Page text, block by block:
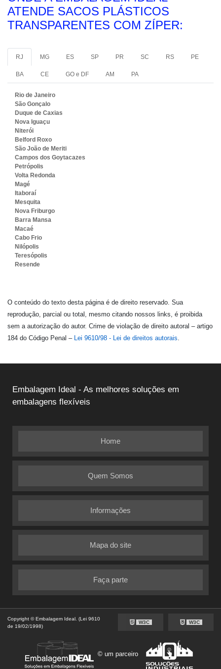
ATENDE SACOS PLÁSTICOS
TRANSPARENTES COM ZÍPER:
RJ MG ES SP PR SC RS PE
BA CE GO e DF AM PA
Rio de Janeiro
São Gonçalo
Duque de Caxias
Nova Iguaçu
Niterói
Belford Roxo
São João de Meriti
Campos dos Goytacazes
Petrópolis
Volta Redonda
Magé
Itaboraí
Mesquita
Nova Friburgo
Barra Mansa
Macaé
Cabo Frio
Nilópolis
Teresópolis
Resende
O conteúdo do texto desta página é de direito reservado. Sua
reprodução, parcial ou total, mesmo citando nossos links, é proibida
sem a autorização do autor. Crime de violação de direito autoral – artigo
184 do Código Penal – Lei 9610/98 - Lei de direitos autorais.
Embalagem Ideal - As melhores soluções em
embalagens flexíveis
Home
Quem Somos
Informações
Mapa do site
Faça parte
Copyright © Embalagem Ideal. (Lei 9610
de 19/02/1998)
W3C W3C
© um parceiro